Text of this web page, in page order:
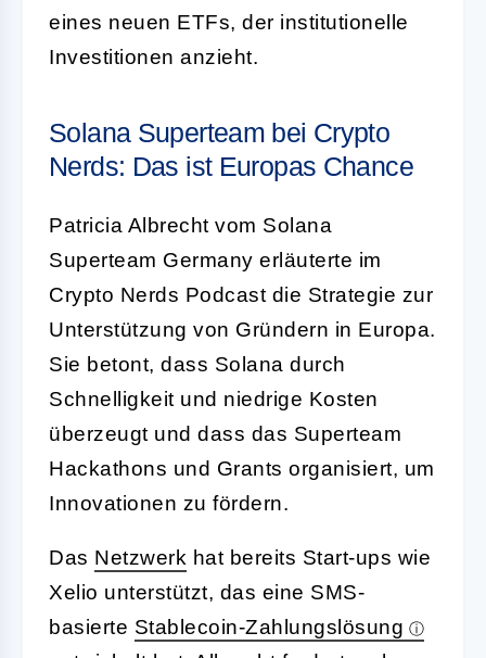
eines neuen ETFs, der institutionelle
Investitionen anzieht.
Solana Superteam bei Crypto
Nerds: Das ist Europas Chance
Patricia Albrecht vom Solana
Superteam Germany erläuterte im
Crypto Nerds Podcast die Strategie zur
Unterstützung von Gründern in Europa.
Sie betont, dass Solana durch
Schnelligkeit und niedrige Kosten
überzeugt und dass das Superteam
Hackathons und Grants organisiert, um
Innovationen zu fördern.
Das Netzwerk hat bereits Start-ups wie
Xelio unterstützt, das eine SMS-
basierte Stablecoin-Zahlungslösung